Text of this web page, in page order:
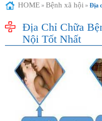
HOME » Bệnh xã hội » Địa
Địa Chỉ Chữa
Nội Tốt Nhất